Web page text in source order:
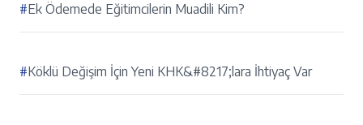
#Ek Ödemede Eğitimcilerin Muadili Kim?
#Köklü Değişim İçin Yeni KHK&#8217;lara İhtiyaç Var